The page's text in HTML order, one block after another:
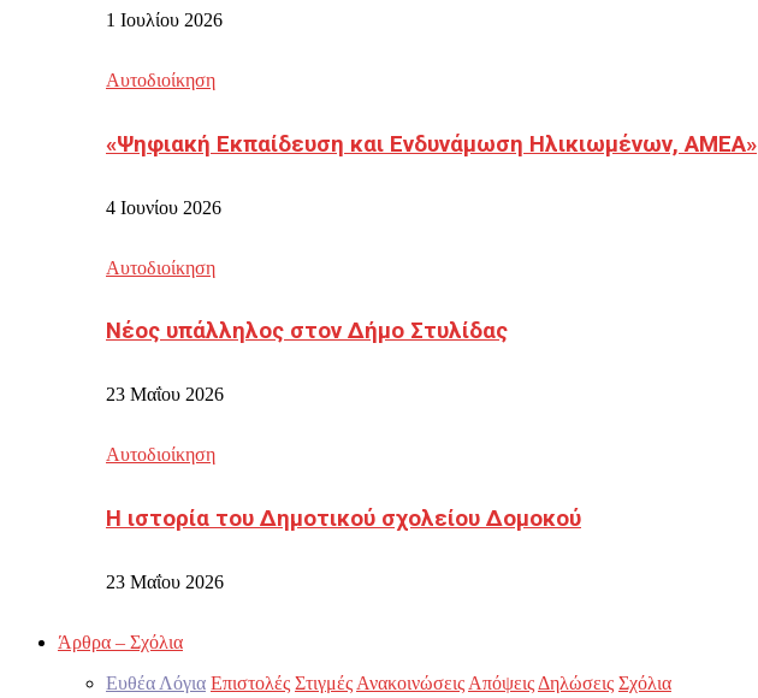
1 Ιουλίου 2026
Αυτοδιοίκηση
«Ψηφιακή Εκπαίδευση και Ενδυνάμωση Ηλικιωμένων, ΑΜΕΑ»
4 Ιουνίου 2026
Αυτοδιοίκηση
Νέος υπάλληλος στον Δήμο Στυλίδας
23 Μαΐου 2026
Αυτοδιοίκηση
Η ιστορία του Δημοτικού σχολείου Δομοκού
23 Μαΐου 2026
Άρθρα – Σχόλια
Ευθέα Λόγια Επιστολές Στιγμές Ανακοινώσεις Απόψεις Δηλώσεις Σχόλια